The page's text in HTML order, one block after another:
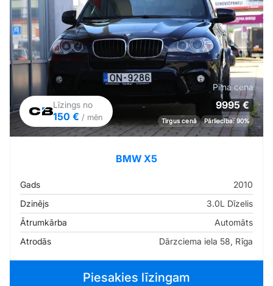
Līzings no
150 € / mēn
Pilna cena
9995 €
Tirgus cenā Pārliecība: 90%
BMW X5
Gads
2010
Dzinējs
3.0L Dīzelis
Ātrumkārba
Automāts
Atrodās
Dārzciema iela 58, Rīga
Piesakies līzingam